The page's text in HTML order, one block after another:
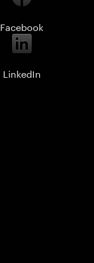
Facebook
LinkedIn